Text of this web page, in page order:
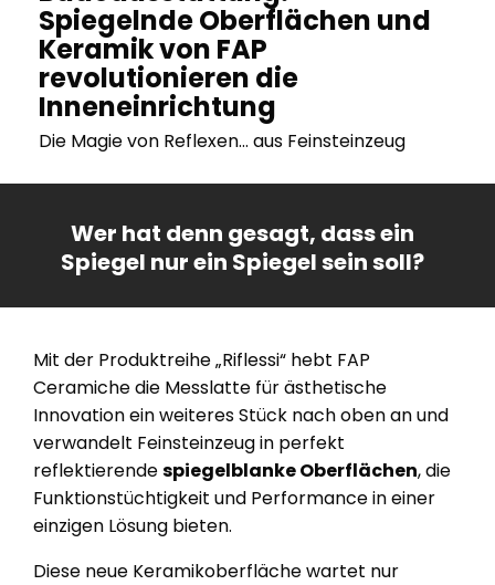
Spiegelnde Oberflächen und
Keramik von FAP
revolutionieren die
Inneneinrichtung
Die Magie von Reflexen... aus Feinsteinzeug
Wer hat denn gesagt, dass ein
Spiegel nur ein Spiegel sein soll?
Mit der Produktreihe „Riflessi“ hebt FAP
Ceramiche die Messlatte für ästhetische
Innovation ein weiteres Stück nach oben an und
verwandelt Feinsteinzeug in perfekt
reflektierendespiegelblanke Oberflächen, die
Funktionstüchtigkeit und Performance in einer
einzigen Lösung bieten.
Diese neue Keramikoberfläche wartet nur